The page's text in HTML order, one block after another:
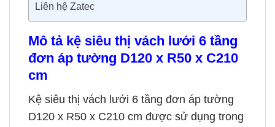
Liên hệ Zatec
Mô tả kệ siêu thị vách lưới 6 tầng
đơn áp tường D120 x R50 x C210
cm
Kệ siêu thị vách lưới 6 tầng đơn áp tường
D120 x R50 x C210 cm được sử dụng trong